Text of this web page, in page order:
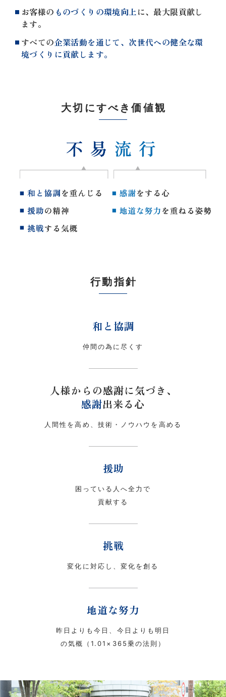
お客様の ものづくりの環境向上 に、最大限貢献し
ます。
すべての企業活動を通じて、次世代への健全な環
境づくりに貢献します。
大切にすべき価値観
行動指針
和と協調
仲間の為に尽くす
人様からの感謝に気づき、
感謝出来る心
人間性を高め、技術・ノウハウを高める
援助
困っている人へ全力で
貢献する
挑戦
変化に対応し、変化を創る
地道な努力
昨日よりも今日、今日よりも明日
の気概（1.01×365乗の法則）